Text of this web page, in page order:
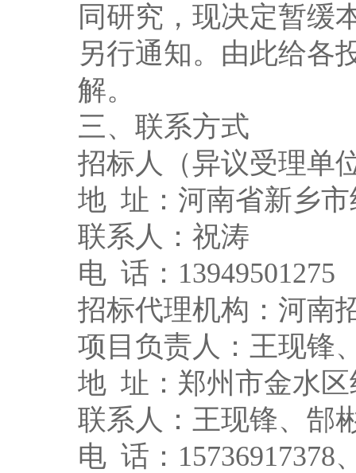
同研究，现决定暂缓
另行通知。由此给各
解。
三、联系方式
招标人（异议受理单
地 址：河南省新乡
联系人：祝涛
电 话 ： 13949501275
招标代理机构：河南
项目负责人：王现锋
地 址：郑州市金水
联系人：王现锋、郜
电 话 ： 15736917378